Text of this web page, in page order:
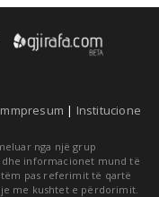
| Institucione
nga një grup
dhe informacionet mund të
pas referimit të qartë
me kushtet e përdorimit.